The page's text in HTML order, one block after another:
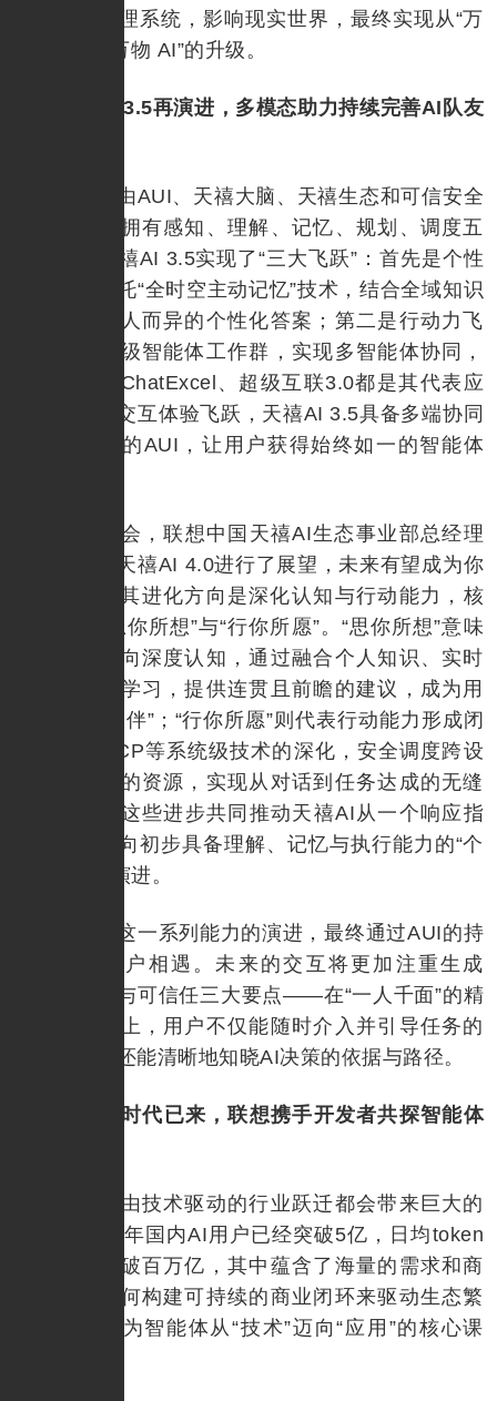
通过驱动物理系统，影响现实世界，最终实现从“万
物互联”到“万物 AI”的升级。
天禧AI 3.5再演进，多模态助力持续完善AI队友
天禧AI由AUI、天禧大脑、天禧生态和可信安全
平台构成，拥有感知、理解、记忆、规划、调度五
大能力。天禧AI 3.5实现了“三大飞跃”：首先是个性
化飞跃，依托“全时空主动记忆”技术，结合全域知识
库，生成因人而异的个性化答案；第二是行动力飞
跃，通过超级智能体工作群，实现多智能体协同，
如AI播客、ChatExcel、超级互联3.0都是其代表应
用；第三是交互体验飞跃，天禧AI 3.5具备多端协同
感知，统一的AUI，让用户获得始终如一的智能体
本次大会，联想中国天禧AI生态事业部总经理
陈学桂还对天禧AI 4.0进行了展望，未来有望成为你
的AI队友，其进化方向是深化认知与行动能力，核
心体现为“思你所想”与“行你所愿”。“思你所想”意味
着从感知迈向深度认知，通过融合个人知识、实时
情境与持续学习，提供连贯且前瞻的建议，成为用
户的“思维伙伴”；“行你所愿”则代表行动能力形成闭
环，借助MCP等系统级技术的深化，安全调度跨设
备、跨应用的资源，实现从对话到任务达成的无缝
体验闭环。这些进步共同推动天禧AI从一个响应指
令的工具，向初步具备理解、记忆与执行能力的“个
人AI Twin”演进。
天禧AI这一系列能力的演进，最终通过AUI的持
续升级与用户相遇。未来的交互将更加注重生成
式、可参与与可信任三大要点——在“一人千面”的精
准服务基础上，用户不仅能随时介入并引导任务的
执行过程，还能清晰地知晓AI决策的依据与路径。
个人AI时代已来，联想携手开发者共探智能体
每一次由技术驱动的行业跃迁都会带来巨大的
机遇，2025年国内AI用户已经突破5亿，日均token
消耗有望突破百万亿，其中蕴含了海量的需求和商
业潜力，如何构建可持续的商业闭环来驱动生态繁
荣增长，成为智能体从“技术”迈向“应用”的核心课